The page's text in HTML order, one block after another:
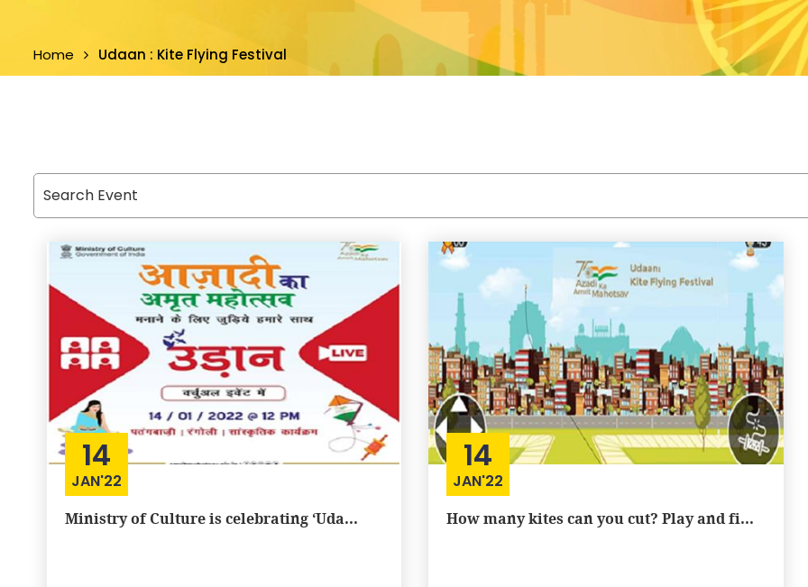
Home Udaan : Kite Flying Festival
14
JAN'22
Ministry of Culture is celebrating ‘Uda...
14
JAN'22
How many kites can you cut? Play and fi...